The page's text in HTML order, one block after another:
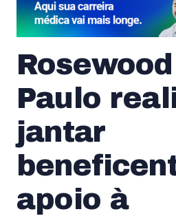
Paulo
jantar
apoio à